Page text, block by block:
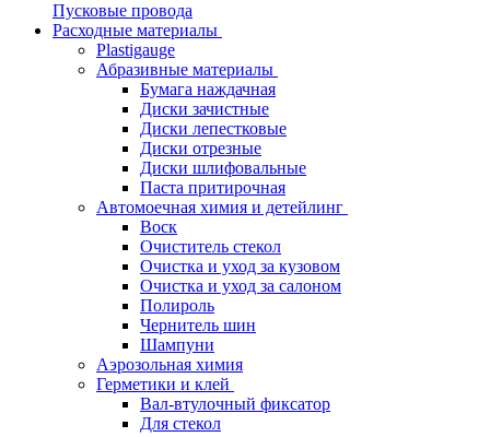
Пусковые провода
Расходные материалы
Plastigauge
Абразивные материалы
Бумага наждачная
Диски зачистные
Диски лепестковые
Диски отрезные
Диски шлифовальные
Паста притирочная
Автомоечная химия и детейлинг
Воск
Очиститель стекол
Очистка и уход за кузовом
Очистка и уход за салоном
Полироль
Чернитель шин
Шампуни
Аэрозольная химия
Герметики и клей
Вал-втулочный фиксатор
Для стекол